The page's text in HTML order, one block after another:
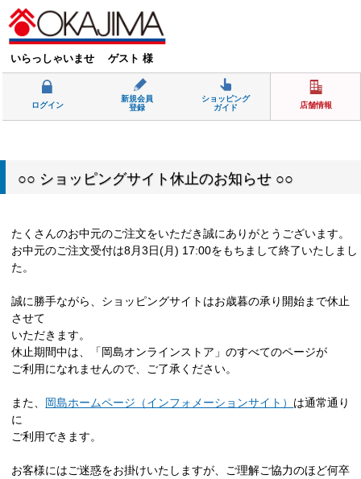
いらっしゃいませ ゲスト 様
ログイン
新規会員
登録
ショッピング
ガイド
店舗情報
○○ ショッピングサイト休止のお知らせ ○○
たくさんのお中元のご注文をいただき誠にありがとうございます。
お中元のご注文受付は8月3日(月) 17:00をもちまして終了いたしまし
た。
誠に勝手ながら、ショッピングサイトはお歳暮の承り開始まで休止
させて
いただきます。
休止期間中は、「岡島オンラインストア」のすべてのページが
ご利用になれませんので、ご了承ください。
また、 岡島ホームページ（インフォメーションサイト） は通常通り
に
ご利用できます。
お客様にはご迷惑をお掛けいたしますが、ご理解ご協力のほど何卒